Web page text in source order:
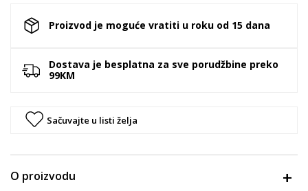
Proizvod je moguće vratiti u roku od 15 dana
Dostava je besplatna za sve porudžbine preko
99KM
Sačuvajte u listi želja
O proizvodu